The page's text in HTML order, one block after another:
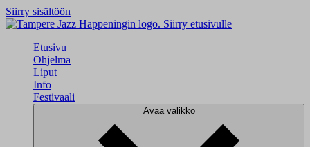
Siirry sisältöön
Siirry etusivulle
Etusivu
Ohjelma
Liput
Info
Festivaali
Avaa valikko